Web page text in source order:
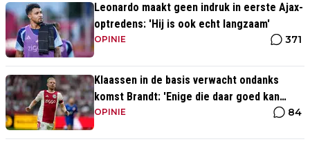
Leonardo maakt geen indruk in eerste Ajax-
optredens: 'Hij is ook echt langzaam'
OPINIE 371
Klaassen in de basis verwacht ondanks
komst Brandt: 'Enige die daar goed kan
spelen'
OPINIE 84